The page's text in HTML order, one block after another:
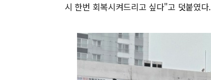
시 한번 회복시켜드리고 싶다"고 덧붙였다.